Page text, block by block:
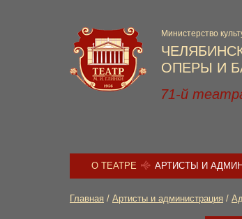
ОПЕРЫ И
Министерство
71-й
О ТЕАТРЕ АРТИСТЫ И
Главная / Артисты и администрация /